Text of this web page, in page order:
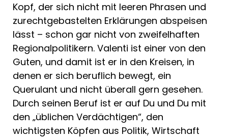
Kopf, der sich nicht mit leeren Phrasen und
zurechtgebastelten Erklärungen abspeisen
lässt – schon gar nicht von zweifelhaften
Regionalpolitikern. Valenti ist einer von den
Guten, und damit ist er in den Kreisen, in
denen er sich beruflich bewegt, ein
Querulant und nicht überall gern gesehen.
Durch seinen Beruf ist er auf Du und Du mit
den „üblichen Verdächtigen“, den
wichtigsten Köpfen aus Politik, Wirtschaft